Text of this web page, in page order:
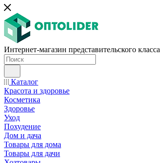
Интернет-магазин представительского класса
Каталог
Красота и здоровье
Косметика
Здоровье
Уход
Похудение
Дом и дача
Товары для дома
Товары для дачи